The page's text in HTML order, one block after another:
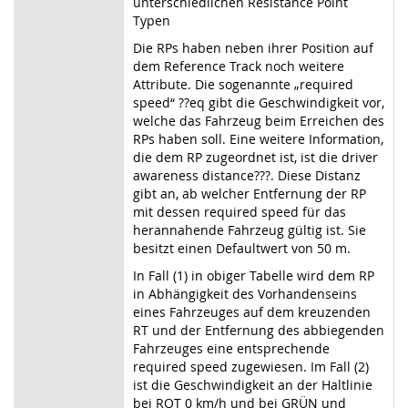
Typen
Die RPs haben neben ihrer Position auf
dem Reference Track noch weitere
Attribute. Die sogenannte „required
speed“ ??eq gibt die Geschwindigkeit vor,
welche das Fahrzeug beim Erreichen des
RPs haben soll. Eine weitere Information,
die dem RP zugeordnet ist, ist die driver
awareness distance???. Diese Distanz
gibt an, ab welcher Entfernung der RP
mit dessen required speed für das
herannahende Fahrzeug gültig ist. Sie
besitzt einen Defaultwert von 50 m.
In Fall (1) in obiger Tabelle wird dem RP
in Abhängigkeit des Vorhandenseins
eines Fahrzeuges auf dem kreuzenden
RT und der Entfernung des abbiegenden
Fahrzeuges eine entsprechende
required speed zugewiesen. Im Fall (2)
ist die Geschwindigkeit an der Haltlinie
bei ROT 0 km/h und bei GRÜN und